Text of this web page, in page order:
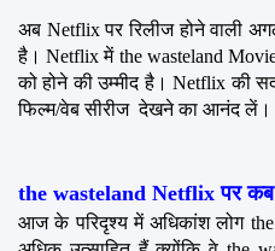
अब Netflix पर रिलीज होने वाली
है। Netflix में the wasteland
को होने की उम्मीद है। Netflix की
फिल्म/वेब सीरीज  देखने का आनंद लें।
the wasteland Netflix पर
आज के परिदृश्य में अधिकांश लोग